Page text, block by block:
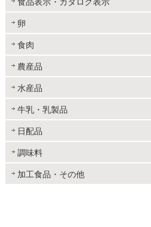
卵
食肉
農産品
水産品
牛乳・乳製品
日配品
調味料
加工食品・その他